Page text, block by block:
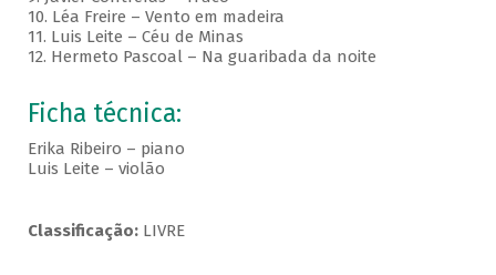
10. Léa Freire – Vento em madeira
11. Luis Leite – Céu de Minas
12. Hermeto Pascoal – Na guaribada da noite
Ficha técnica:
Erika Ribeiro – piano
Luis Leite – violão
Classificação:LIVRE